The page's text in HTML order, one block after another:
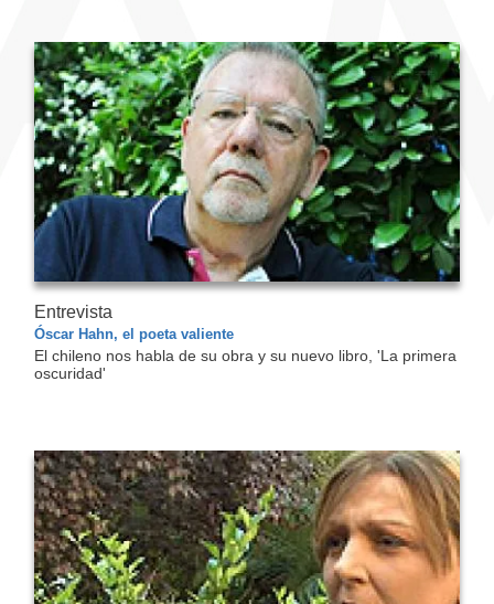
Entrevista
Óscar Hahn, el poeta valiente
El chileno nos habla de su obra y su nuevo libro, 'La primera
oscuridad'